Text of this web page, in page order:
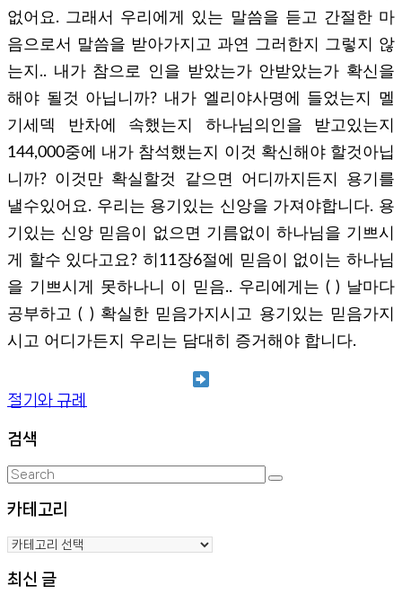
없어요. 그래서 우리에게 있는 말씀을 듣고 간절한 마
음으로서 말씀을 받아가지고 과연 그러한지 그렇지 않
는지.. 내가 참으로 인을 받았는가 안받았는가 확신을
해야 될것 아닙니까? 내가 엘리야사명에 들었는지 멜
기세덱 반차에 속했는지 하나님의인을 받고있는지
144,000중에 내가 참석했는지 이것 확신해야 할것아닙
니까? 이것만 확실할것 같으면 어디까지든지 용기를
낼수있어요. 우리는 용기있는 신앙을 가져야합니다. 용
기있는 신앙 믿음이 없으면 기름없이 하나님을 기쁘시
게 할수 있다고요? 히11장6절에 믿음이 없이는 하나님
을 기쁘시게 못하나니 이 믿음.. 우리에게는 ( ) 날마다
공부하고 ( ) 확실한 믿음가지시고 용기있는 믿음가지
시고 어디가든지 우리는 담대히 증거해야 합니다.
절기와 규례
검색
Search
Search
카테고리
카
고
최신 글